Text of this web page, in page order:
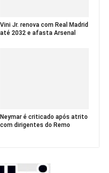
Vini Jr. renova com Real Madrid
até 2032 e afasta Arsenal
Neymar é criticado após atrito
com dirigentes do Remo